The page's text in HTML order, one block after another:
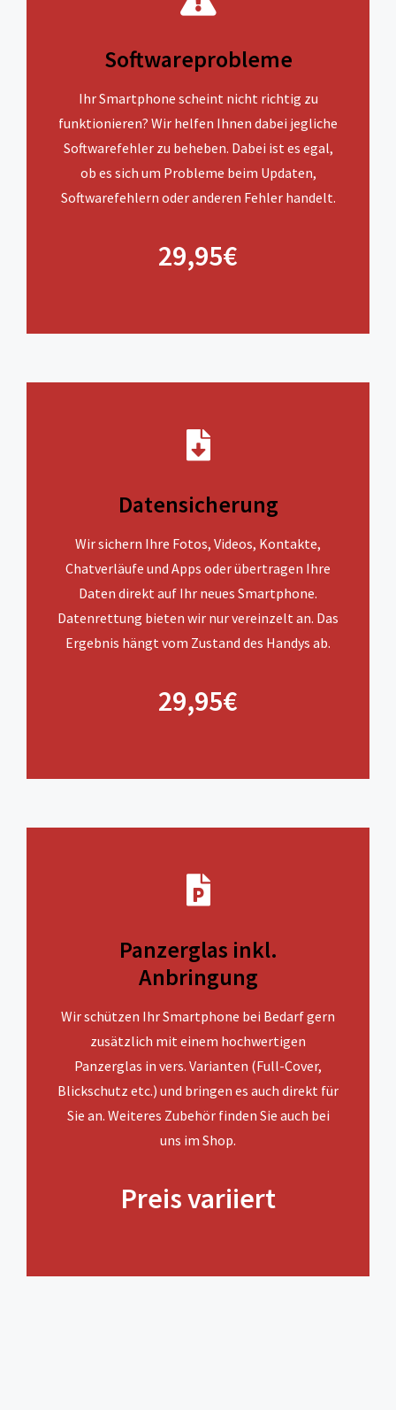
Softwareprobleme
Ihr Smartphone scheint nicht richtig zu
funktionieren? Wir helfen Ihnen dabei jegliche
Softwarefehler zu beheben. Dabei ist es egal,
ob es sich um Probleme beim Updaten,
Softwarefehlern oder anderen Fehler handelt.
29,95€
Datensicherung
Wir sichern Ihre Fotos, Videos, Kontakte,
Chatverläufe und Apps oder übertragen Ihre
Daten direkt auf Ihr neues Smartphone.
Datenrettung bieten wir nur vereinzelt an. Das
Ergebnis hängt vom Zustand des Handys ab.
29,95€
Panzerglas inkl.
Anbringung
Wir schützen Ihr Smartphone bei Bedarf gern
zusätzlich mit einem hochwertigen
Panzerglas in vers. Varianten (Full-Cover,
Blickschutz etc.) und bringen es auch direkt für
Sie an. Weiteres Zubehör finden Sie auch bei
uns im Shop.
Preis variiert